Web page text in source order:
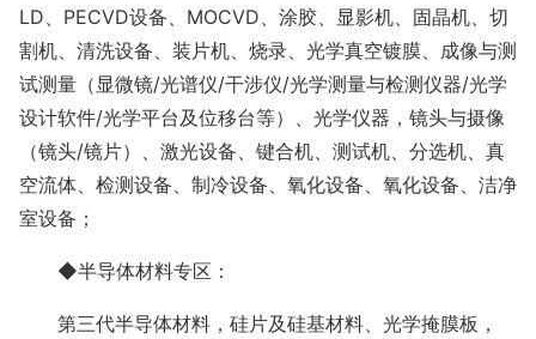
LD、PECVD设备、MOCVD、涂胶、显影机、固晶机、切
割机、清洗设备、装片机、烧录、光学真空镀膜、成像与测
试测量（显微镜/光谱仪/干涉仪/光学测量与检测仪器/光学
设计软件/光学平台及位移台等）、光学仪器，镜头与摄像
（镜头/镜片）、激光设备、键合机、测试机、分选机、真
空流体、检测设备、制冷设备、氧化设备、氧化设备、洁净
室设备；
◆半导体材料专区：
第三代半导体材料，硅片及硅基材料、光学掩膜板，